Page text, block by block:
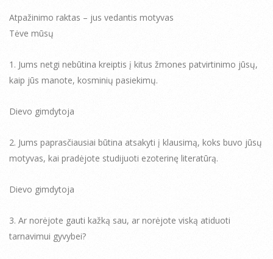
Atpažinimo raktas – jus vedantis motyvas
Tėve mūsų
1. Jums netgi nebūtina kreiptis į kitus žmones patvirtinimo jūsų,
kaip jūs manote, kosminių pasiekimų.
Dievo gimdytoja
2. Jums paprasčiausiai būtina atsakyti į klausimą, koks buvo jūsų
motyvas, kai pradėjote studijuoti ezoterinę literatūrą.
Dievo gimdytoja
3. Ar norėjote gauti kažką sau, ar norėjote viską atiduoti
tarnavimui gyvybei?